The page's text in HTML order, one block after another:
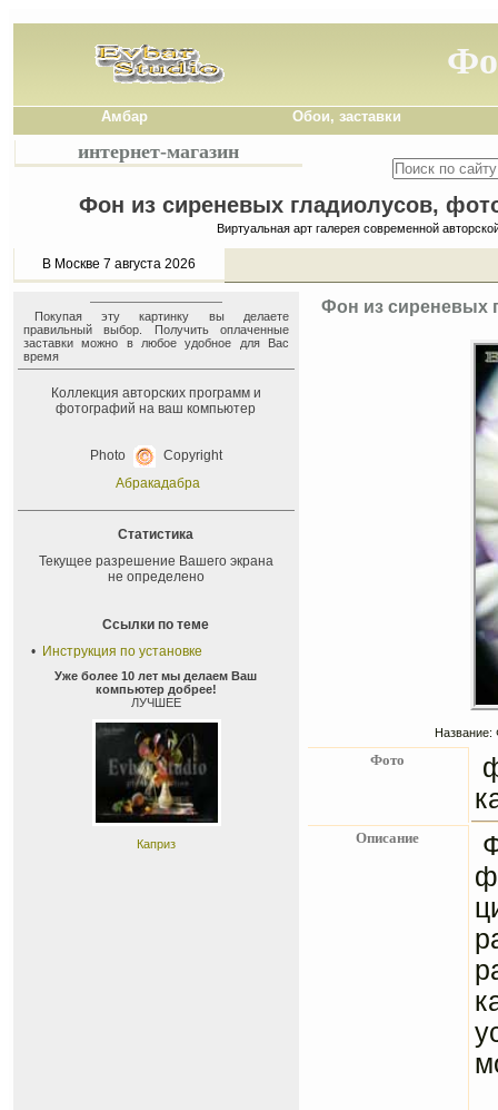
Амбар Обои, заставки
интернет-магазин
Фон из сиреневых гладиолусов,
Виртуальная арт галерея современной
В Москве 7 августа 2026
Покупая эту картинку вы делаете
правильный выбор. Получить оплаченные
заставки можно в любое удобное для Вас
время
Коллекция авторских программ и
фотографий на ваш компьютер
Photo
Copyright
Абракадабра
Статистика
Текущее разрешение Вашего экрана
не определено
Ссылки по теме
• Инструкция по установке
Уже более 10 лет мы делаем Ваш
компьютер добрее!
ЛУЧШЕЕ
Каприз
Фон из сиреневых
Название:
Фото
Описание